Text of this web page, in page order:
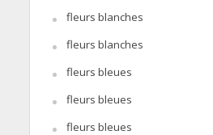
fleurs blanches
fleurs blanches
fleurs bleues
fleurs bleues
fleurs bleues